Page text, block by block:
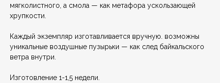
мягколистного, а смола — как метафора ускользающей
хрупкости.
Каждый экземпляр изготавливается вручную. возможны
уникальные воздушные пузырьки — как след байкальского
ветра внутри.
Изготовление 1-1,5 недели.